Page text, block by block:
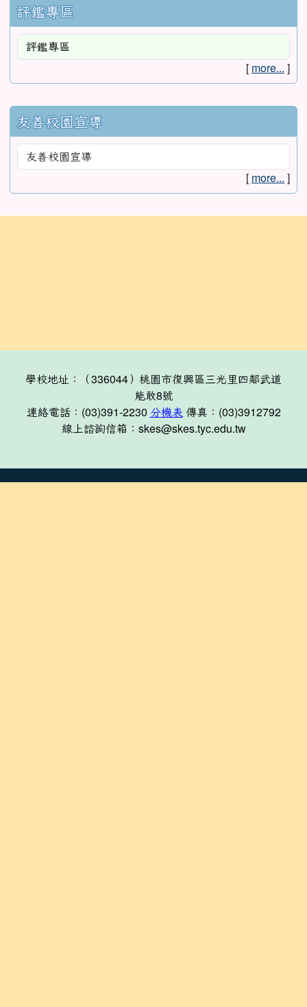
評鑑專區
[ more... ]
友善校園宣導
[ more... ]
學校地址：（336044）桃園市復興區三光里四鄰武道
能敢8號
連絡電話：(03)391-2230 分機表傳真：(03)3912792
線上諮詢信箱：skes@skes.tyc.edu.tw